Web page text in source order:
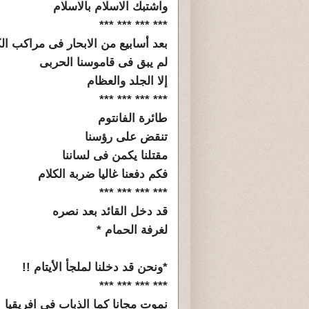
واشتبك الاسلام بالاسلام
*** *** *** ***
بعد أسابيع من الابحار فى مراكب
لم يبق فى قاموسنا الحربى
إلا الجلد والعظام
*** *** *** ***
طائرة الفانتوم
تنقض على رؤسنا
مقتلنا يكمن فى لساننا
فكم دفعنا غاليا ضربة الكلام
*** *** *** ***
قد دخل القائد بعد نصره
لغرفة الحمام *
*ونحن قد دخلنا لملجأ الأيتام !!
*** *** *** ***
نموت مجانا كما الذباب فى افريقيا